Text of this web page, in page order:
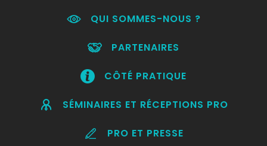
QUI SOMMES-NOUS ?
PARTENAIRES
CÔTÉ PRATIQUE
SÉMINAIRES ET RÉCEPTIONS PRO
PRO ET PRESSE